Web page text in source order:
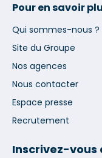
Pour en savoir
Qui sommes-nous ?
Site du Groupe
Nos agences
Nous contacter
Espace presse
Recrutement
Inscrivez-vous